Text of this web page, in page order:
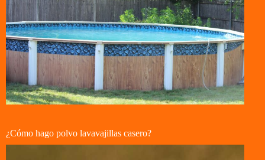
¿Cómo hago polvo lavavajillas casero?